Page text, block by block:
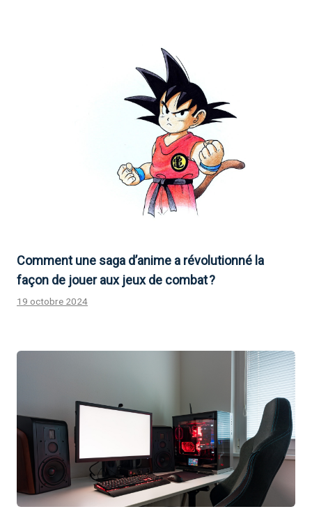
Comment une saga d’anime a révolutionné la
façon de jouer aux jeux de combat ?
19 octobre 2024